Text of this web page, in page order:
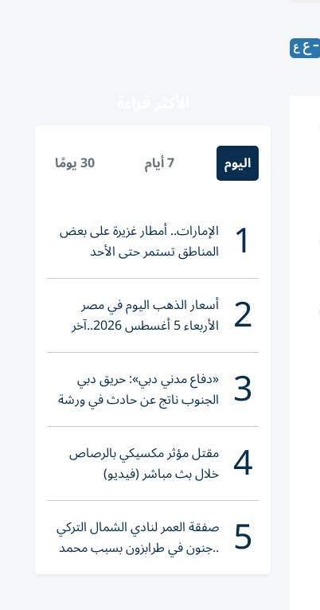
اليوم 7 أيام 30 يومًا
1 الإمارات.. أمطار غزيرة على بعض
المناطق تستمر حتى الأحد
2 أسعار الذهب اليوم في مصر
الأربعاء 5 أغسطس 2026..آخر
تحديث لعيار 21
3 «دفاع مدني دبي»: حريق دبي
الجنوب ناتج عن حادث في ورشة
ولا إصابات
4 مقتل مؤثر مكسيكي بالرصاص
خلال بث مباشر (فيديو)
5 صفقة العمر لنادي الشمال التركي
..جنون في طرابزون بسبب محمد